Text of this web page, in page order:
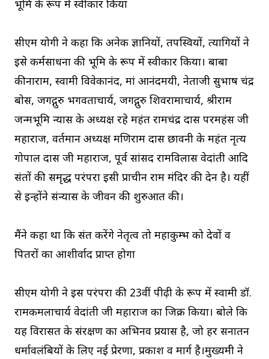
भूमि के रूप में स्वीकार किया
सीएम योगी ने कहा कि अनेक ज्ञानियों, तपस्वियों, त्यागियों ने
इसे कर्मसाधना की भूमि के रूप में स्वीकार किया। बाबा
कीनाराम, स्वामी विवेकानंद, मां आनंदमयी, नेताजी सुभाष चंद्र
बोस, जगद्गुरु भगवताचार्य, जगद्गुरु शिवरामाचार्य, श्रीराम
जन्मभूमि न्यास के अध्यक्ष रहे महंत रामचंद्र दास परमहंस जी
महाराज, वर्तमान अध्यक्ष मणिराम दास छावनी के महंत नृत्य
गोपाल दास जी महाराज, पूर्व सांसद रामविलास वेदांती आदि
संतों की समृद्ध परंपरा इसी प्राचीन राम मंदिर की देन है। यहीं
से इन्होंने संन्यास के जीवन की शुरुआत की।
मैंने कहा था कि संत करेंगे नेतृत्व तो महाकुम्भ को देवों व
पितरों का आशीर्वाद प्राप्त होगा
सीएम योगी ने इस परंपरा की 23वीं पीढ़ी के रूप में स्वामी डॉ.
रामकमलाचार्य वेदांती जी महाराज का जिक्र किया। बोले कि
यह विरासत के संरक्षण का अभिनव प्रयास है, जो हर सनातन
धर्मावलंबियों के लिए नई प्रेरणा, प्रकाश व मार्ग है।मुख्यमंत्री ने